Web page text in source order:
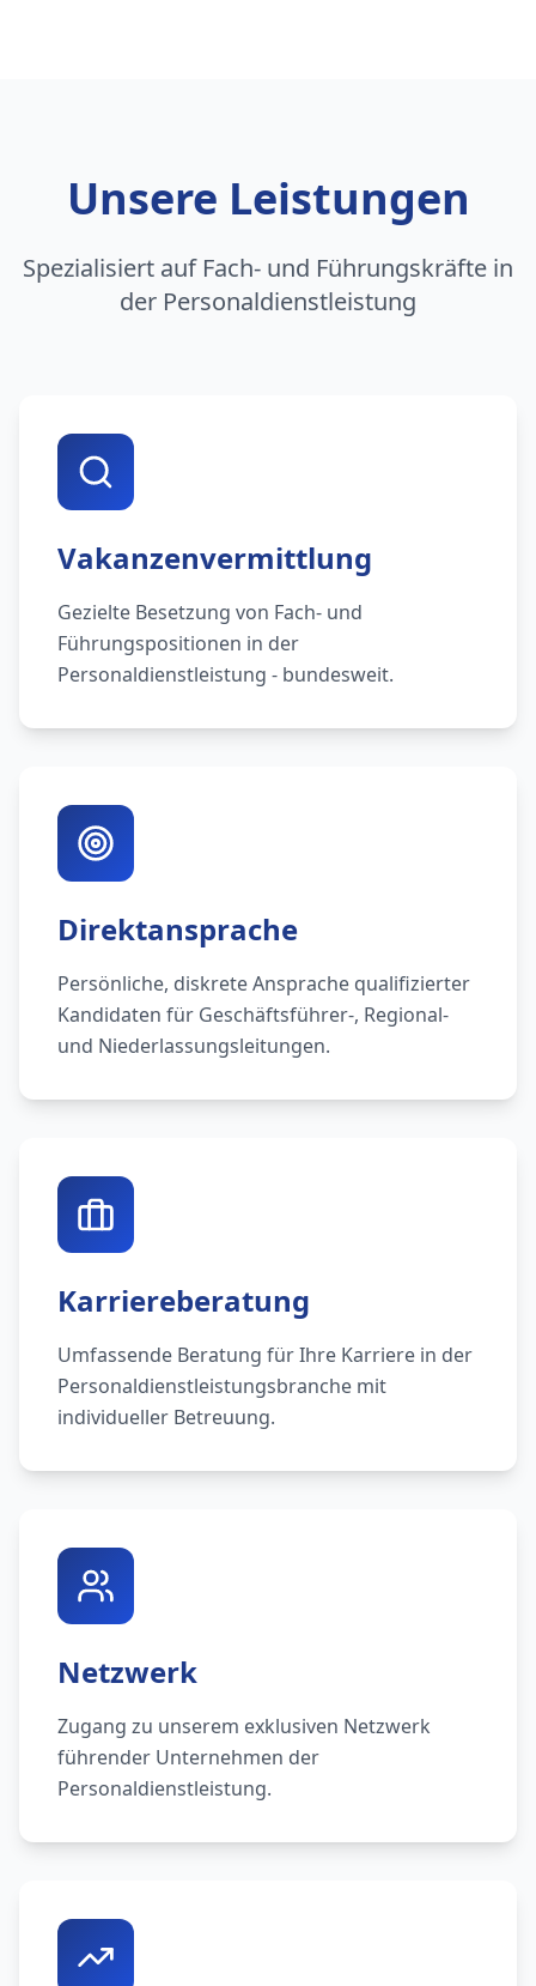
Unsere Leistungen
Spezialisiert auf Fach- und Führungskräfte in
der Personaldienstleistung
Vakanzenvermittlung
Gezielte Besetzung von Fach- und
Führungspositionen in der
Personaldienstleistung - bundesweit.
Direktansprache
Persönliche, diskrete Ansprache qualifizierter
Kandidaten für Geschäftsführer-, Regional-
und Niederlassungsleitungen.
Karriereberatung
Umfassende Beratung für Ihre Karriere in der
Personaldienstleistungsbranche mit
individueller Betreuung.
Netzwerk
Zugang zu unserem exklusiven Netzwerk
führender Unternehmen der
Personaldienstleistung.